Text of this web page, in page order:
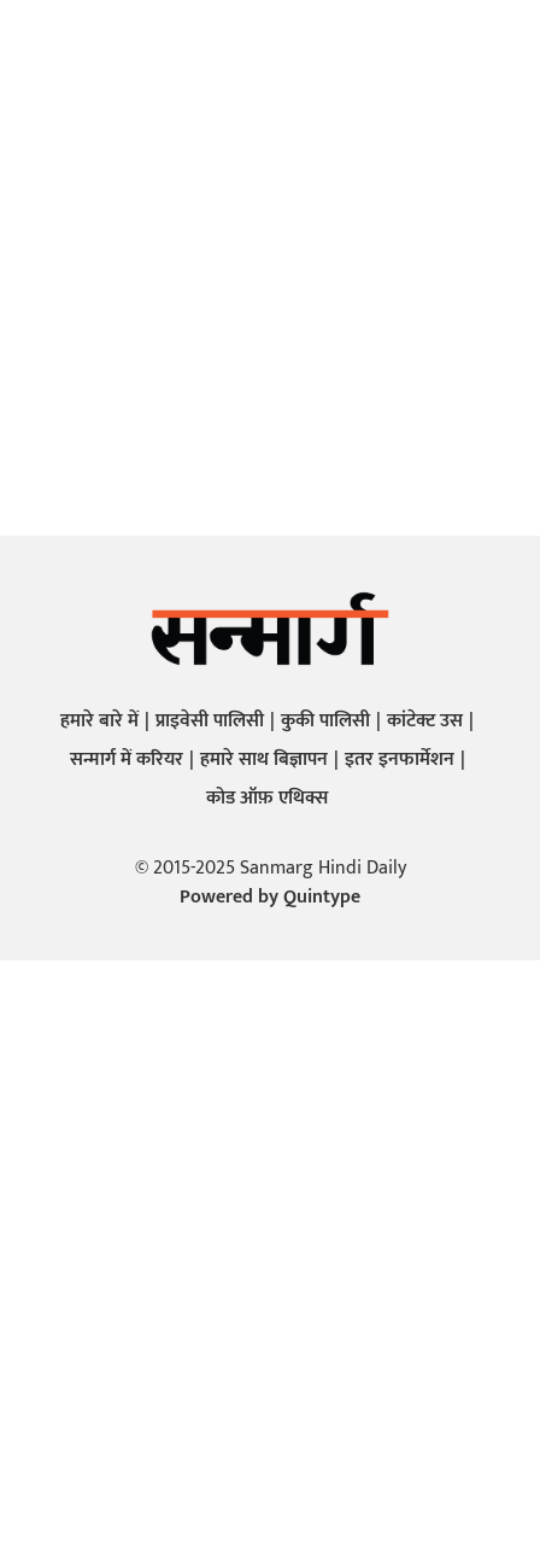
हमारे बारे में प्राइवेसी पालिसी कुकी पालिसी कांटेक्ट उस
सन्मार्ग में करियर हमारे साथ बिज्ञापन इतर इनफार्मेशन
कोड ऑफ़ एथिक्स
© 2015-2025 Sanmarg Hindi Daily
Powered byQuintype